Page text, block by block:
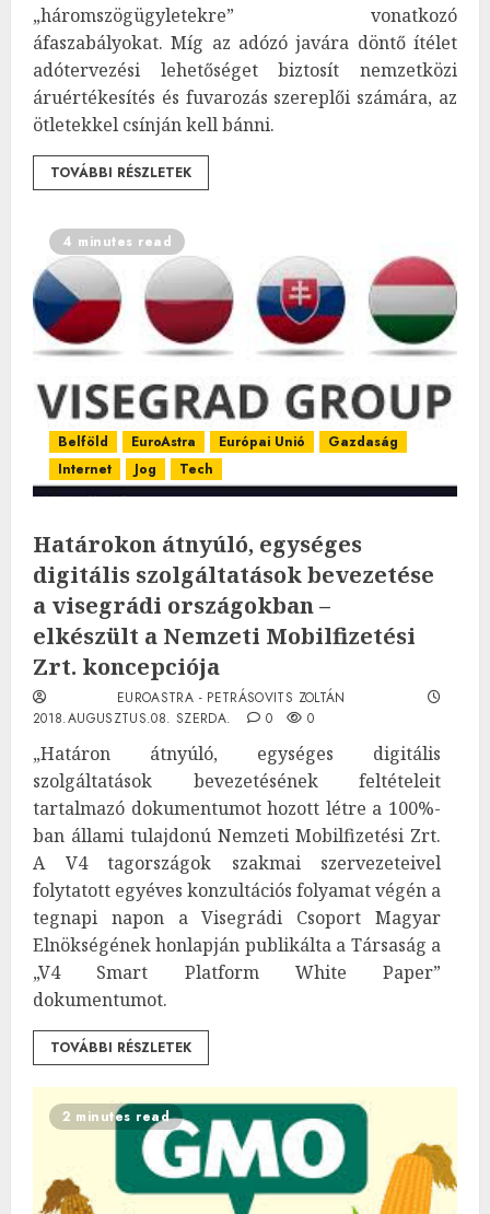
„háromszögügyletekre” vonatkozó
áfaszabályokat. Míg az adózó javára döntő ítélet
adótervezési lehetőséget biztosít nemzetközi
áruértékesítés és fuvarozás szereplői számára, az
ötletekkel csínján kell bánni.
TOVÁBBI RÉSZLETEK
4 minutes read
Belföld EuroAstra Európai Unió
Gazdaság
Internet
Jog Tech
Határokon átnyúló, egységes
digitális szolgáltatások bevezetése
a visegrádi országokban –
elkészült a Nemzeti Mobilfizetési
Zrt. koncepciója
EUROASTRA - PETRÁSOVITS ZOLTÁN
2018.AUGUSZTUS.08. SZERDA.
0 0
„Határon átnyúló, egységes digitális
szolgáltatások bevezetésének feltételeit
tartalmazó dokumentumot hozott létre a 100%-
ban állami tulajdonú Nemzeti Mobilfizetési Zrt.
A V4 tagországok szakmai szervezeteivel
folytatott egyéves konzultációs folyamat végén a
tegnapi napon a Visegrádi Csoport Magyar
Elnökségének honlapján publikálta a Társaság a
„V4 Smart Platform White Paper”
dokumentumot.
TOVÁBBI RÉSZLETEK
2 minutes read